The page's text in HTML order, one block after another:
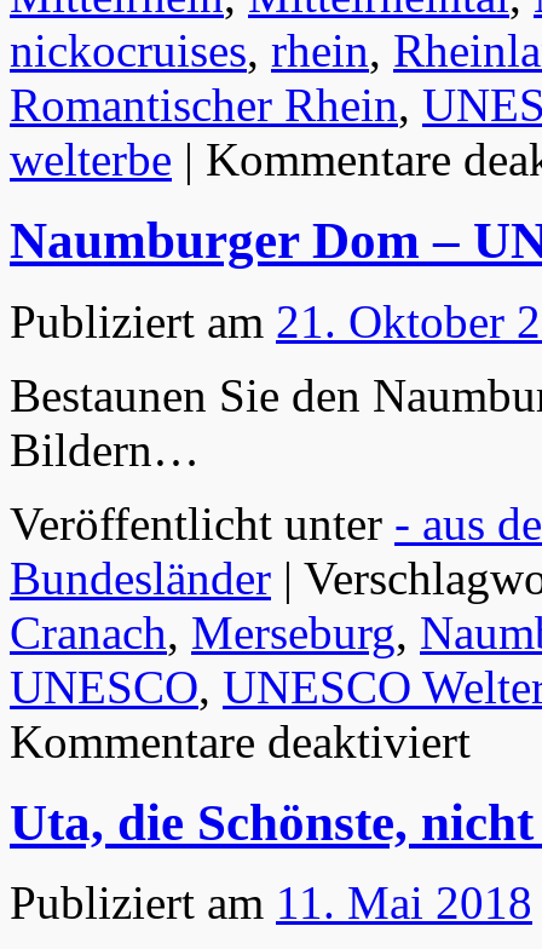
nickocruises, rhein,
Romantischer Rhein,
welterbe | Kommentare
Naumburger Dom –
Publiziert am 21. Oktober
Bestaunen Sie den
Bildern…
Veröffentlicht unter - aus
Bundesländer |
Cranach, Merseburg,
UNESCO, UNESCO
Kommentare deaktiviert
Uta, die Schönste,
Publiziert am 11. Mai 2018